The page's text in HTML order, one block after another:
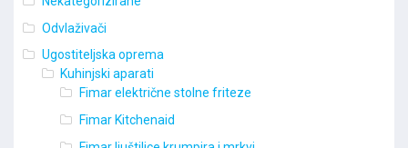
Odvlaživači
Ugostiteljska oprema
Kuhinjski aparati
Fimar električne stolne friteze
Fimar Kitchenaid